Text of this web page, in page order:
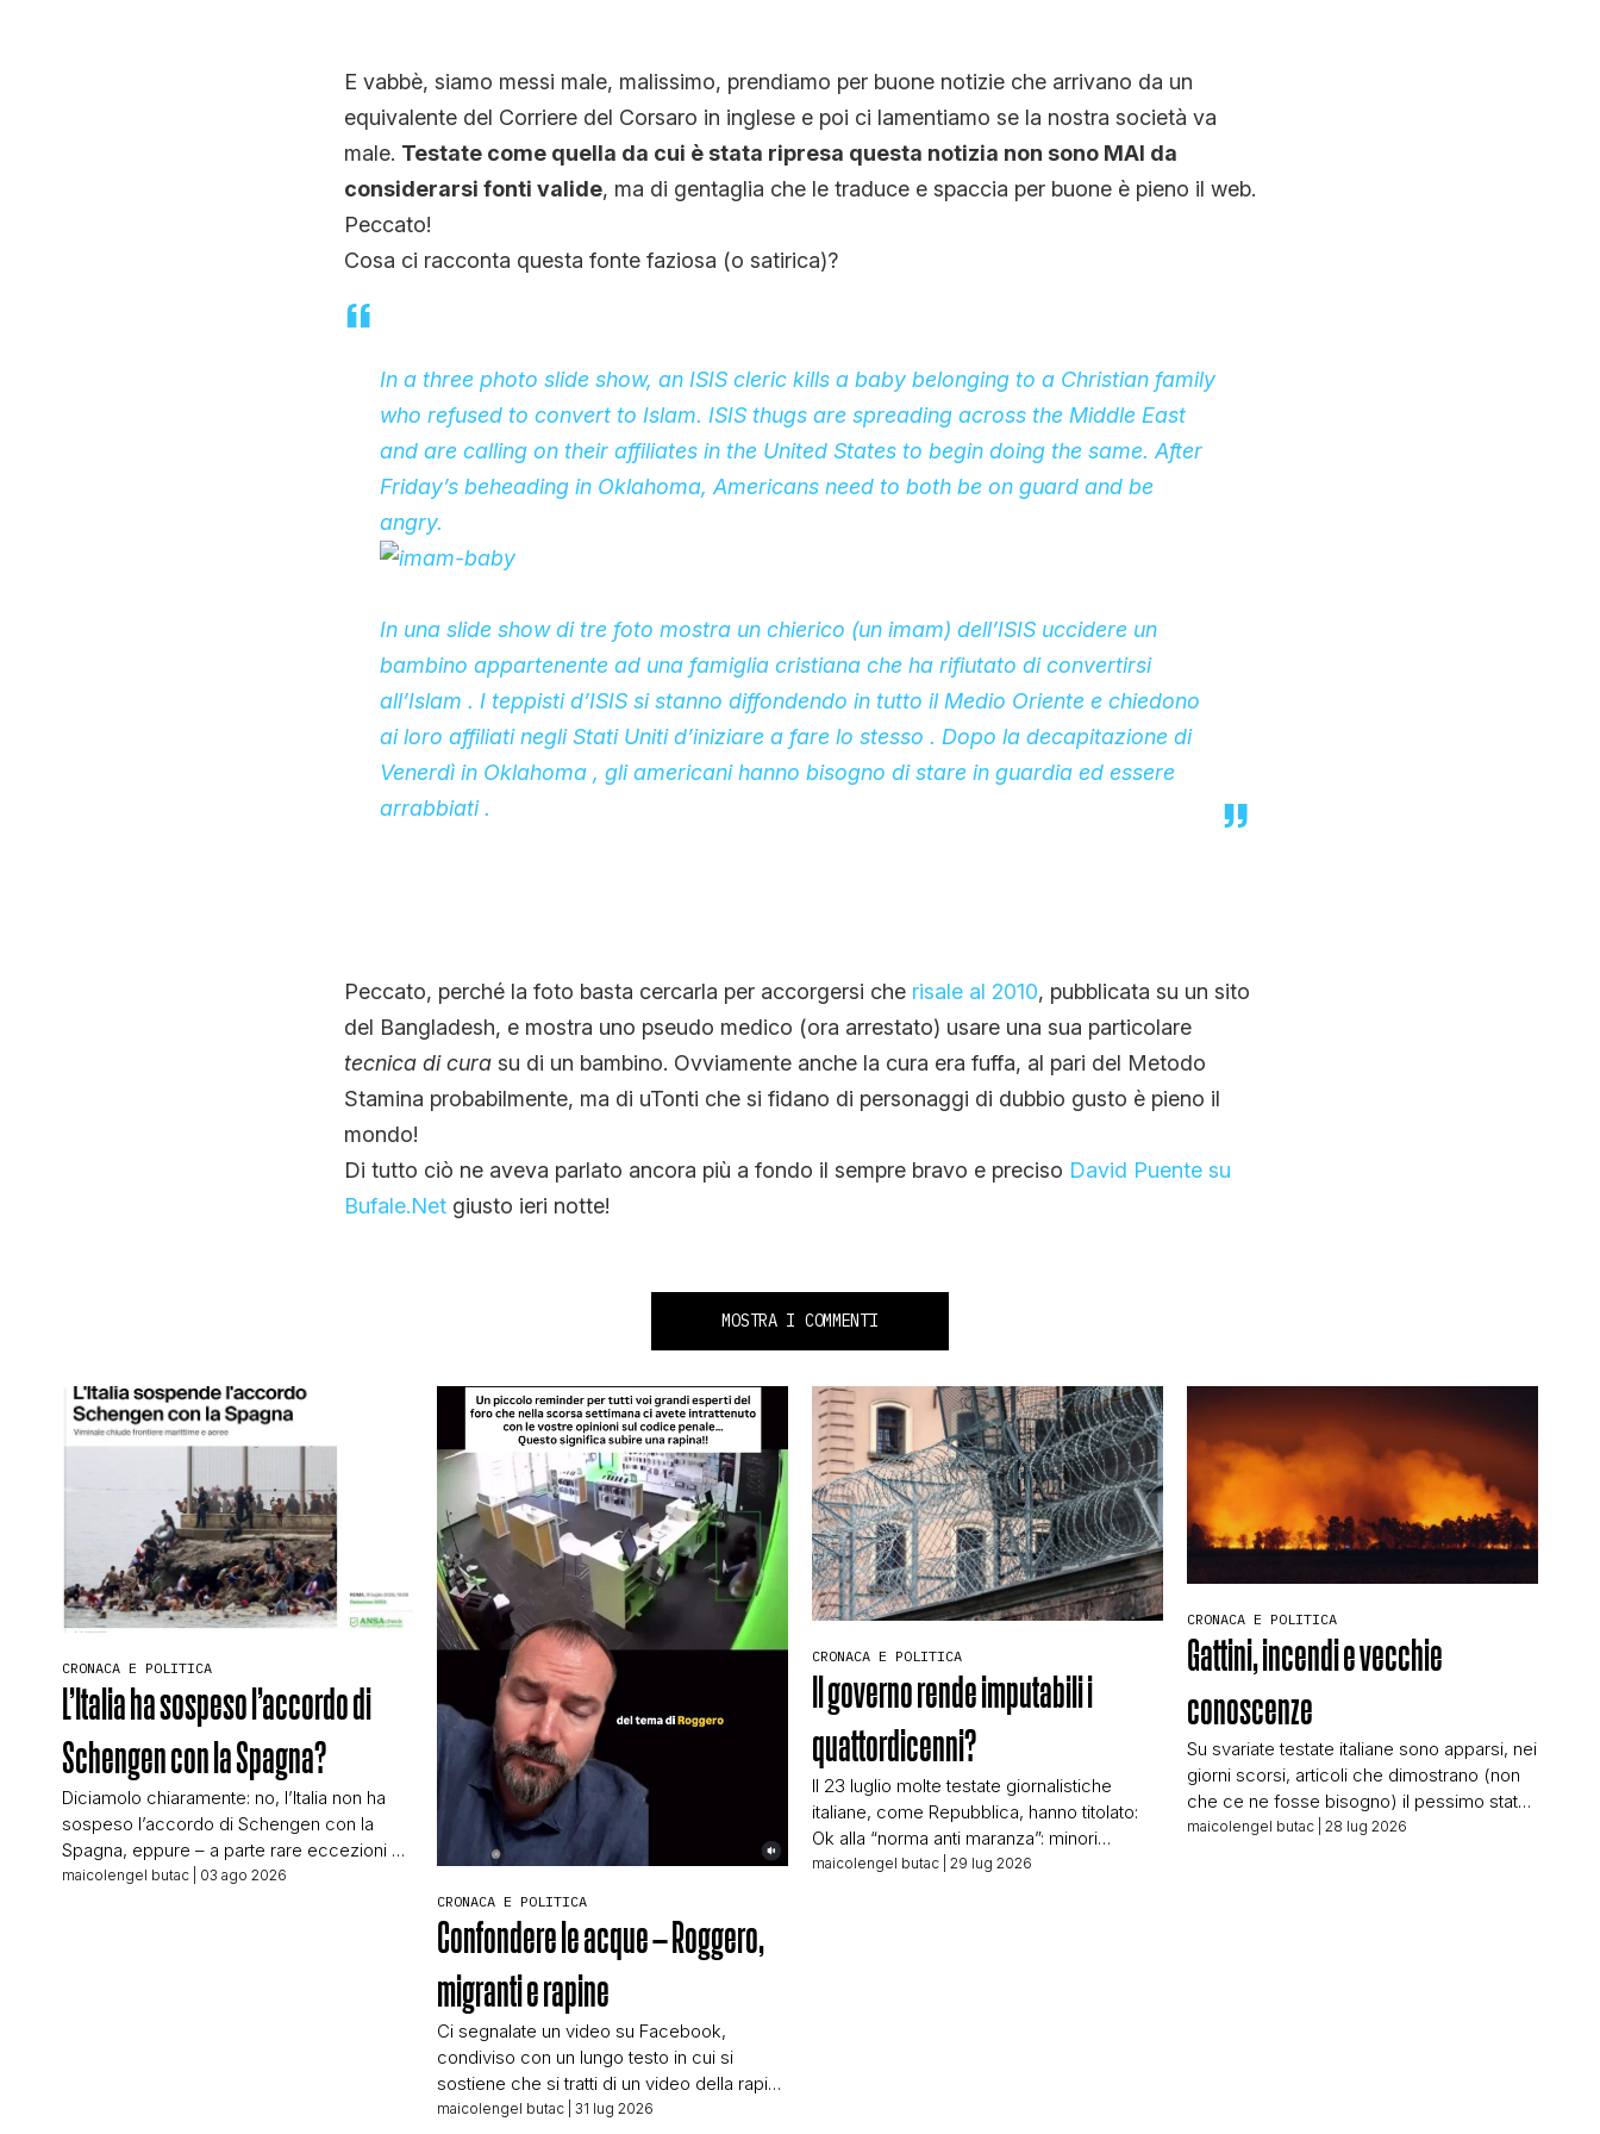
CHI SIAMO
E vabbè, siamo messi male, malissimo, prendiamo per buone notizie che arrivano da un
equivalente del Corriere del Corsaro in inglese e poi ci lamentiamo se la nostra società va
male. Testate come quella da cui è stata ripresa questa notizia non sono MAI da
considerarsi fonti valide, ma di gentaglia che le traduce e spaccia per buone è pieno il web.
Peccato!
Cosa ci racconta questa fonte faziosa (o satirica)?
In a three photo slide show, an ISIS cleric kills a baby belonging to a Christian family
who refused to convert to Islam. ISIS thugs are spreading across the Middle East
and are calling on their affiliates in the United States to begin doing the same. After
Friday’s beheading in Oklahoma, Americans need to both be on guard and be
angry.
In una slide show di tre foto mostra un chierico (un imam) dell’ISIS uccidere un
bambino appartenente ad una famiglia cristiana che ha rifiutato di convertirsi
all’Islam . I teppisti d’ISIS si stanno diffondendo in tutto il Medio Oriente e chiedono
ai loro affiliati negli Stati Uniti d’iniziare a fare lo stesso . Dopo la decapitazione di
Venerdì in Oklahoma , gli americani hanno bisogno di stare in guardia ed essere
arrabbiati .
Peccato, perché la foto basta cercarla per accorgersi che risale al 2010, pubblicata su un sito
del Bangladesh, e mostra uno pseudo medico (ora arrestato) usare una sua particolare
tecnica di curasu di un bambino. Ovviamente anche la cura era fuffa, al pari del Metodo
Stamina probabilmente, ma di uTonti che si fidano di personaggi di dubbio gusto è pieno il
mondo!
Di tutto ciò ne aveva parlato ancora più a fondo il sempre bravo e preciso David Puente su
Bufale.Netgiusto ieri notte!
MOSTRA I COMMENTI
CRONACA E POLITICA
L’Italia ha sospeso l’accordo di
Schengen con la Spagna?
Diciamolo chiaramente: no, l’Italia non ha
sospeso l’accordo di Schengen con la
Spagna, eppure – a parte rare eccezioni – i
titoli della maggior parte dei quotidiani
maicolengel butac | 03 ago 2026
CRONACA E POLITICA
Confondere le acque – Roggero,
migranti e rapine
Ci segnalate un video su Facebook,
condiviso con un lungo testo in cui si
sostiene che si tratti di un video della rapina
al gioielliere Roggero. Il post, molto lungo,
maicolengel butac | 31 lug 2026
CRONACA E POLITICA
Il governo rende imputabili i
quattordicenni?
Il 23 luglio molte testate giornalistiche
italiane, come Repubblica, hanno titolato:
Ok alla “norma anti maranza”: minori
imputabili da 14 anni. Meloni: “Chi sbaglia
maicolengel butac | 29 lug 2026
CRONACA E POLITICA
Gattini, incendi e vecchie
conoscenze
Su svariate testate italiane sono apparsi, nei
giorni scorsi, articoli che dimostrano (non
che ce ne fosse bisogno) il pessimo stato
del giornalismo italiano. Titola SkyTg24 il 22
maicolengel butac | 28 lug 2026